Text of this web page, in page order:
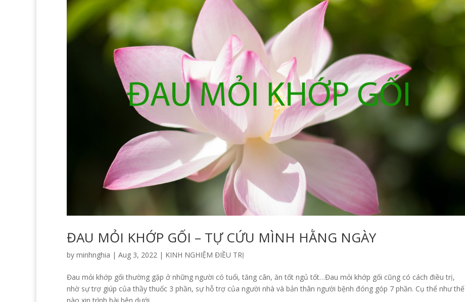
ĐAU MỎI KHỚP GỐI – TỰ CỨU MÌNH HẰNG NGÀY
by minhnghia | Aug 3, 2022 | KINH NGHIỆM ĐIỀU TRỊ
Đau mỏi khớp gối thường gặp ở những người có tuổi, tăng cân, ăn tốt ngủ tốt…Đau mỏi khớp gối cũng có cách điều trị,
nhờ sự trợ giúp của thầy thuốc 3 phần, sự hỗ trợ của người nhà và bản thân người bệnh đóng góp 7 phần. Cụ thể như thế